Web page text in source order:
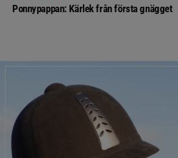
Ponnypappan: Kärlek från första gnägget